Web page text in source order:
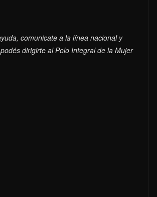
comunicate a la línea nacional y
dirigirte al Polo Integral de la Mujer